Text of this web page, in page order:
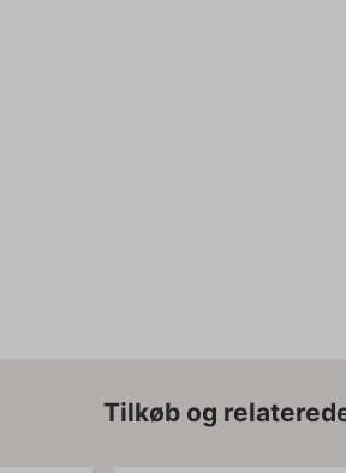
Tilkøb og